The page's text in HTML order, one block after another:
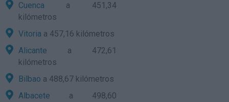
Cuenca a 451,34
kilómetros
Vitoria a 457,16 kilómetros
Alicante a 472,61
kilómetros
Bilbao a 488,67 kilómetros
Albacete a 498,60